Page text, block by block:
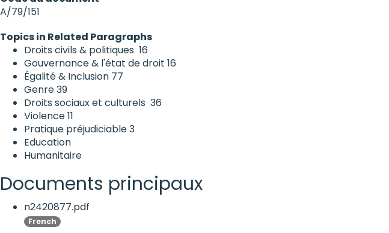
A/79/151
Topics in Related Paragraphs
Droits civils & politiques 16
Gouvernance & l'état de droit 16
Égalité & Inclusion 77
Genre39
Droits sociaux et culturels 36
Violence11
Pratique préjudiciable3
Education
Humanitaire
Documents principaux
n2420877.pdf
French